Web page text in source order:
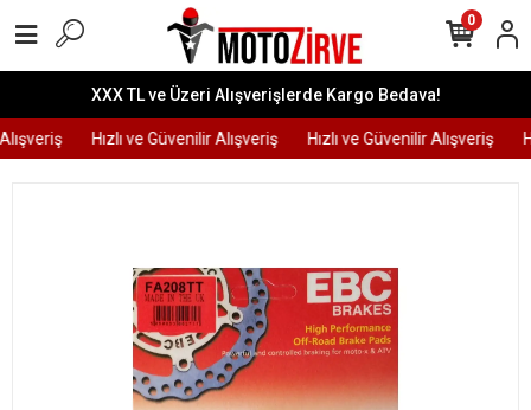
XXX TL ve Üzeri Alışverişlerde Kargo Bedava!
Hızlı ve Güvenilir Alışveriş Hızlı ve Güvenilir Alışveriş
0